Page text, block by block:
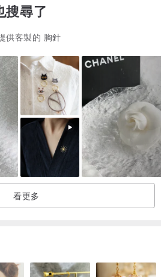
流變化屬正常現象
的灰塵
輕修剪
潔請用乾布輕拍，或保持通風晾乾
)環境保存
搜尋了
供客製的 胸針
看更多